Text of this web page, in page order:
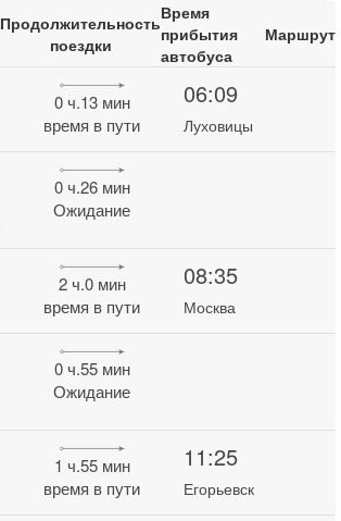
Продолжительность
поездки
Время
прибытия
автобуса
Маршрут
0 ч.13 мин
время в пути
06:09
Луховицы
0 ч.26 мин
Ожидание
2 ч.0 мин
время в пути
08:35
Москва
0 ч.55 мин
Ожидание
1 ч.55 мин
время в пути
11:25
Егорьевск